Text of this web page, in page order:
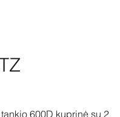
600D kuprinė su 2